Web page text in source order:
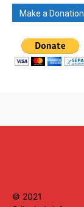
Make a Donation
© 2021